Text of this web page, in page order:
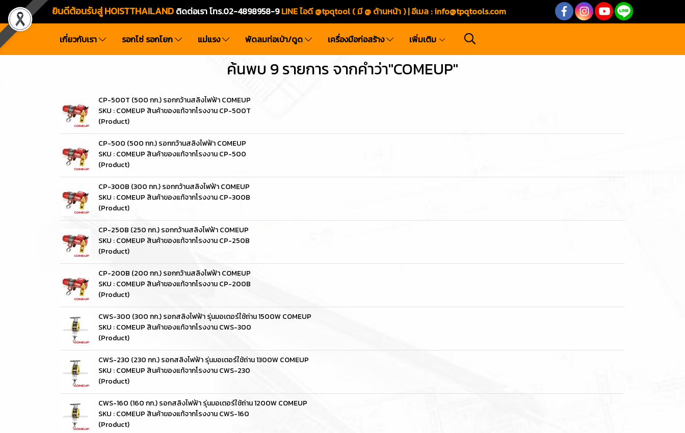
ยินดีต้อนรับสู่ HOISTTHAILAND ติดต่อเรา โทร.02-4898958-9LINE ไอดี @tpqtool ( มี @ ด้านหน้า ) | อีเมล :info@tpqtools.com
เกี่ยวกับเรา รอกโซ่ รอกโยก แม่แรง พัดลมท่อเป่า/ดูด เครื่องมือก่อสร้าง เพิ่มเติม
ค้นพบ 9 รายการ จากคำว่า"COMEUP"
CP-500T (500 กก.) รอกกว้านสลิงไฟฟ้า COMEUP
SKU : COMEUP สินค้าของแท้จากโรงงาน CP-500T
(Product)
CP-500 (500 กก.) รอกกว้านสลิงไฟฟ้า COMEUP
SKU : COMEUP สินค้าของแท้จากโรงงาน CP-500
(Product)
CP-300B (300 กก.) รอกกว้านสลิงไฟฟ้า COMEUP
SKU : COMEUP สินค้าของแท้จากโรงงาน CP-300B
(Product)
CP-250B (250 กก.) รอกกว้านสลิงไฟฟ้า COMEUP
SKU : COMEUP สินค้าของแท้จากโรงงาน CP-250B
(Product)
CP-200B (200 กก.) รอกกว้านสลิงไฟฟ้า COMEUP
SKU : COMEUP สินค้าของแท้จากโรงงาน CP-200B
(Product)
CWS-300 (300 กก.) รอกสลิงไฟฟ้า รุ่นมอเตอร์ใช้ถ่าน 1500W COMEUP
SKU : COMEUP สินค้าของแท้จากโรงงาน CWS-300
(Product)
CWS-230 (230 กก.) รอกสลิงไฟฟ้า รุ่นมอเตอร์ใช้ถ่าน 1300W COMEUP
SKU : COMEUP สินค้าของแท้จากโรงงาน CWS-230
(Product)
CWS-160 (160 กก.) รอกสลิงไฟฟ้า รุ่นมอเตอร์ใช้ถ่าน 1200W COMEUP
SKU : COMEUP สินค้าของแท้จากโรงงาน CWS-160
(Product)